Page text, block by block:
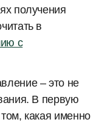
получения
в
с
– это не
В первую
какая именно